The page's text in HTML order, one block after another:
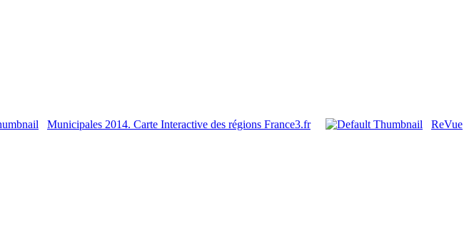
Municipales 2014. Carte Interactive des régions France3.fr
ReVue